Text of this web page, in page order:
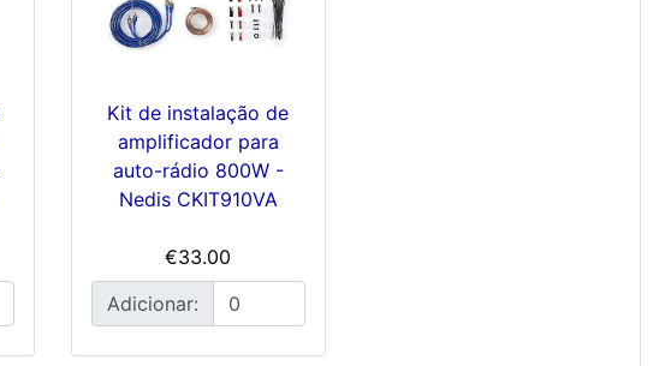
Kit de instalação de
amplificador para
auto-rádio 800W -
Nedis CKIT910VA
€33.00
Adicionar: